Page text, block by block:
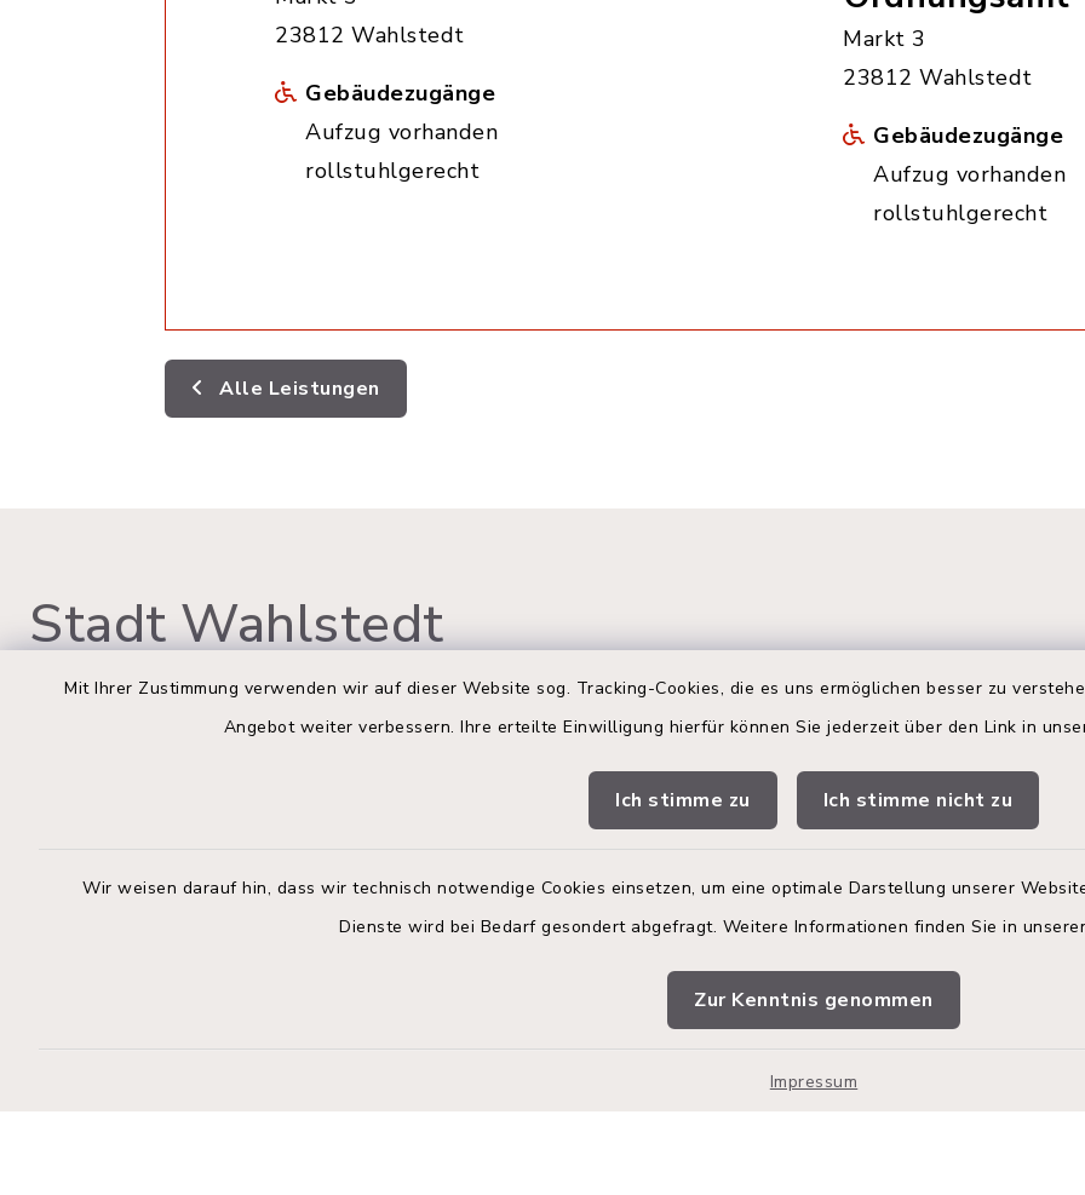
Mit Ihrer Zustimmung verwenden wir auf dieser Website sog. Tracking-Cookies, die es uns ermöglichen besser zu
Angebot weiter verbessern. Ihre erteilte Einwilligung hierfür können Sie jederzeit über den Link in
Ich stimme zu Ich stimme nicht zu
Wir weisen darauf hin, dass wir technisch notwendige Cookies einsetzen, um eine optimale Darstellung unserer
Dienste wird bei Bedarf gesondert abgefragt. Weitere Informationen finden Sie in
Zur Kenntnis genommen
Impressum
23812 Wahlstedt
Gebäudezugänge
Aufzug vorhanden
rollstuhlgerecht
Markt 3
23812 Wahlstedt
Gebäudezugänge
Aufzug vorhanden
rollstuhlgerecht
Alle Leistungen
Stadt Wahlstedt
Rathaus Wahlstedt
04554 701-0
Öffnungszeiten
Montag bis Donnerstag:
Donnerstag zusätzlich:
14:00-18:00 Uhr
Buchen Sie Ihren Termin!
einen Termin im
vereinbaren.
Online-Termin im
vereinbaren.